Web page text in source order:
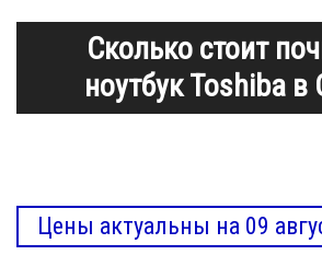
Сколько стоит
ноутбук Toshiba в
Цены актуальны на 09